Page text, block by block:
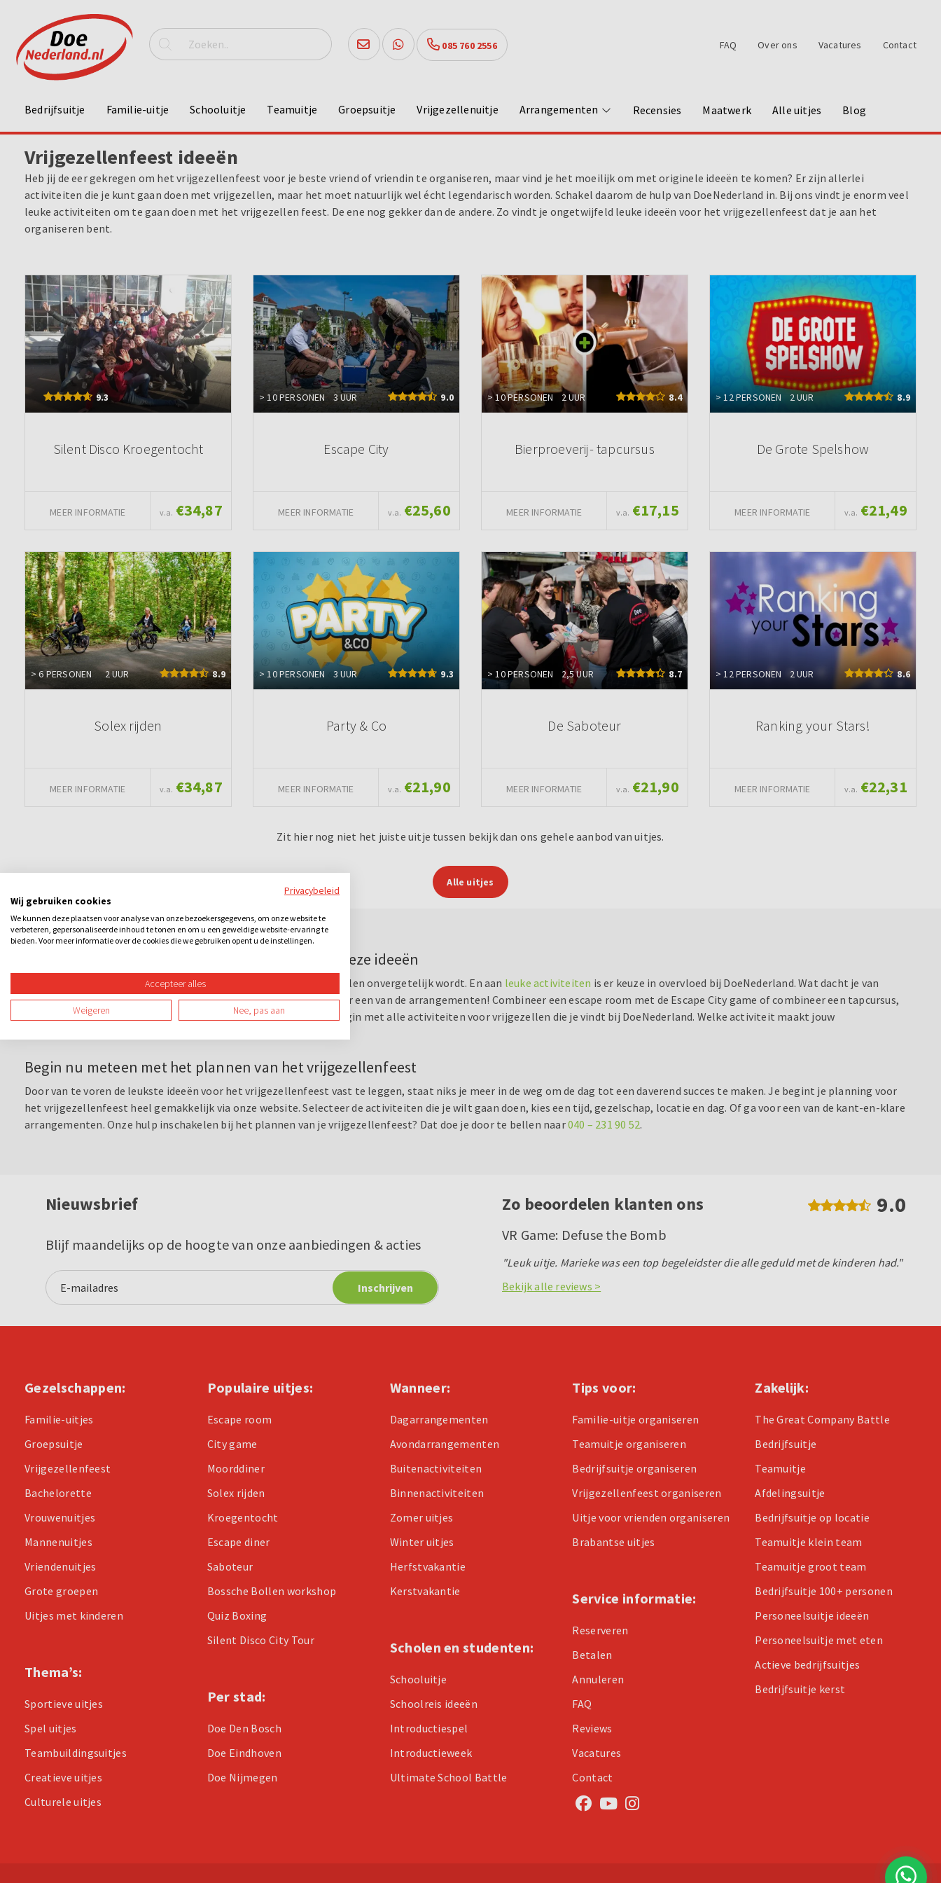
085 760 2556 FAQ Over ons Vacatures Contact
Bedrijfsuitje Familie-uitje Schooluitje Teamuitje Groepsuitje Vrijgezellenuitje Arrangementen Recensies Maatwerk Alle uitjes Blog
Vrijgezellenfeest ideeën
Heb jij de eer gekregen om het vrijgezellenfeest voor je beste vriend of vriendin te organiseren, maar vind je het moeilijk om met originele ideeën te komen? Er zijn allerlei
activiteiten die je kunt gaan doen met vrijgezellen, maar het moet natuurlijk wel écht legendarisch worden. Schakel daarom de hulp van DoeNederland in. Bij ons vindt je enorm veel
leuke activiteiten om te gaan doen met het vrijgezellen feest. De ene nog gekker dan de andere. Zo vindt je ongetwijfeld leuke ideeën voor het vrijgezellenfeest dat je aan het
organiseren bent.
9.3
Silent Disco Kroegentocht
MEER INFORMATIE v.a. €34,87
> 10 PERSONEN 3 UUR 9.0
Escape City
MEER INFORMATIE v.a. €25,60
> 10 PERSONEN 2 UUR 8.4
Bierproeverij- tapcursus
MEER INFORMATIE v.a. €17,15
> 12 PERSONEN 2 UUR 8.9
De Grote Spelshow
MEER INFORMATIE v.a. €21,49
> 6 PERSONEN 2 UUR 8.9
Solex rijden
MEER INFORMATIE v.a. €34,87
> 10 PERSONEN 3 UUR 9.3
Party & Co
MEER INFORMATIE v.a. €21,90
> 10 PERSONEN 2,5 UUR 8.7
De Saboteur
MEER INFORMATIE v.a. €21,90
> 12 PERSONEN 2 UUR 8.6
Ranking your Stars!
MEER INFORMATIE v.a. €22,31
Zit hier nog niet het juiste uitje tussen bekijk dan ons gehele aanbod van uitjes.
Alle uitjes
Jouw vrijgezellenfeest wordt onvergetelijk met deze ideeën
Met leuke activiteiten zorg je ervoor dat jouw dag met de vrijgezellen onvergetelijk wordt. En aan leuke activiteiten is er keuze in overvloed bij DoeNederland. Wat dacht je van
bijvoorbeeld een escape room, pubquiz of solex tocht? Of kies voor een van de arrangementen! Combineer een escape room met de Escape City game of combineer een tapcursus,
bierproeverij en kroegentocht met elkaar. Dat is nog maar een begin met alle activiteiten voor vrijgezellen die je vindt bij DoeNederland. Welke activiteit maakt jouw
Begin nu meteen met het plannen van het vrijgezellenfeest
Door van te voren de leukste ideeën voor het vrijgezellenfeest vast te leggen, staat niks je meer in de weg om de dag tot een daverend succes te maken. Je begint je planning voor
het vrijgezellenfeest heel gemakkelijk via onze website. Selecteer de activiteiten die je wilt gaan doen, kies een tijd, gezelschap, locatie en dag. Of ga voor een van de kant-en-klare
arrangementen. Onze hulp inschakelen bij het plannen van je vrijgezellenfeest? Dat doe je door te bellen naar040 – 231 90 52.
Nieuwsbrief
Blijf maandelijks op de hoogte van onze aanbiedingen & acties
Zo beoordelen klanten ons 9.0
VR Game: Defuse the Bomb
"Leuk uitje. Marieke was een top begeleidster die alle geduld met de kinderen had."
Bekijk alle reviews >
Gezelschappen:
Familie-uitjes
Groepsuitje
Vrijgezellenfeest
Bachelorette
Vrouwenuitjes
Mannenuitjes
Vriendenuitjes
Grote groepen
Uitjes met kinderen
Thema’s:
Sportieve uitjes
Spel uitjes
Teambuildingsuitjes
Creatieve uitjes
Culturele uitjes
Populaire uitjes:
Escape room
City game
Moorddiner
Solex rijden
Kroegentocht
Escape diner
Saboteur
Bossche Bollen workshop
Quiz Boxing
Silent Disco City Tour
Per stad:
Doe Den Bosch
Doe Eindhoven
Doe Nijmegen
Wanneer:
Dagarrangementen
Avondarrangementen
Buitenactiviteiten
Binnenactiviteiten
Zomer uitjes
Winter uitjes
Herfstvakantie
Kerstvakantie
Scholen en studenten:
Schooluitje
Schoolreis ideeën
Introductiespel
Introductieweek
Ultimate School Battle
Tips voor:
Familie-uitje organiseren
Teamuitje organiseren
Bedrijfsuitje organiseren
Vrijgezellenfeest organiseren
Uitje voor vrienden organiseren
Brabantse uitjes
Service informatie:
Reserveren
Betalen
Annuleren
FAQ
Reviews
Vacatures
Contact
Zakelijk:
The Great Company Battle
Bedrijfsuitje
Teamuitje
Afdelingsuitje
Bedrijfsuitje op locatie
Teamuitje klein team
Teamuitje groot team
Bedrijfsuitje 100+ personen
Personeelsuitje ideeën
Personeelsuitje met eten
Actieve bedrijfsuitjes
Bedrijfsuitje kerst
Privacybeleid
Wij gebruiken cookies
We kunnen deze plaatsen voor analyse van onze bezoekersgegevens, om onze website te
verbeteren, gepersonaliseerde inhoud te tonen en om u een geweldige website-ervaring te
bieden. Voor meer informatie over de cookies die we gebruiken opent u de instellingen.
Accepteer alles
Weigeren Nee, pas aan